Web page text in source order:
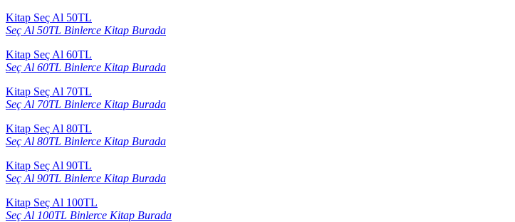
Kitap Seç Al 50TL
Seç Al 50TL Binlerce Kitap Burada
Kitap Seç Al 60TL
Seç Al 60TL Binlerce Kitap Burada
Kitap Seç Al 70TL
Seç Al 70TL Binlerce Kitap Burada
Kitap Seç Al 80TL
Seç Al 80TL Binlerce Kitap Burada
Kitap Seç Al 90TL
Seç Al 90TL Binlerce Kitap Burada
Kitap Seç Al 100TL
Seç Al 100TL Binlerce Kitap Burada